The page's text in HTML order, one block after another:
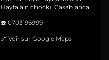
Hayfa ain chock), Casablanca
☎️ 0703196999
🔗 Voir sur Google Maps